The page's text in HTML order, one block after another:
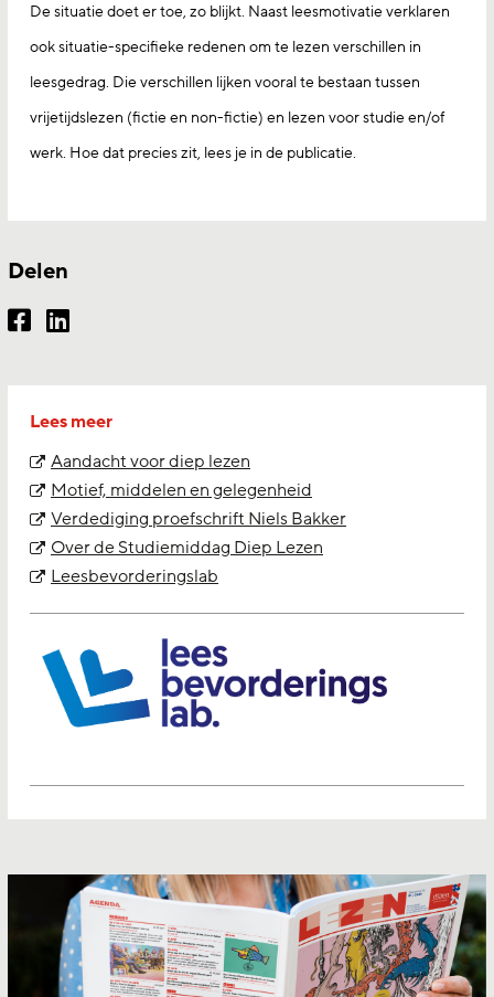
Lees meer
Aandacht voor diep lezen
Motief, middelen en gelegenheid
Verdediging proefschrift Niels Bakker
Over de Studiemiddag Diep Lezen
Leesbevorderingslab
De situatie doet er toe, zo blijkt. Naast leesmotivatie verklaren
ook situatie-specifieke redenen om te lezen verschillen in
leesgedrag. Die verschillen lijken vooral te bestaan tussen
vrijetijdslezen (fictie en non-fictie) en lezen voor studie en/of
werk. Hoe dat precies zit, lees je in de publicatie.
Delen